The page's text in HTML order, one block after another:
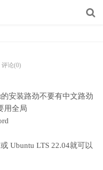
评论(0)
安装路劲不要有中文路劲
用全局
Ubuntu LTS 22.04就可以